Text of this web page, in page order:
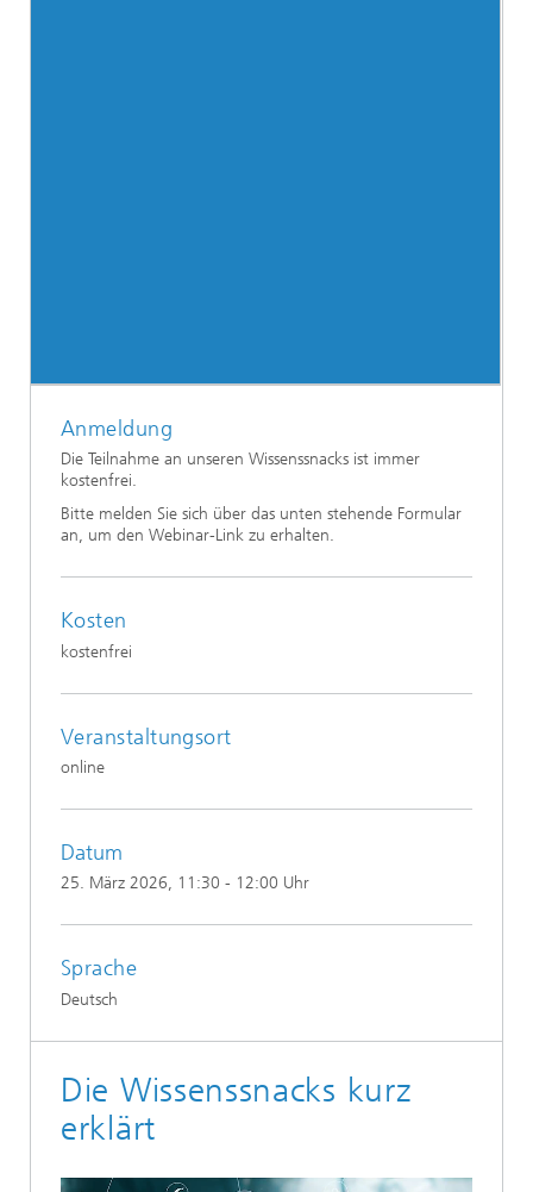
Anmeldung
Die Teilnahme an unseren Wissenssnacks ist immer
kostenfrei.
Bitte melden Sie sich über das unten stehende Formular
an, um den Webinar-Link zu erhalten.
Kosten
kostenfrei
Veranstaltungsort
online
Datum
25. März 2026, 11:30 - 12:00 Uhr
Sprache
Deutsch
Die Wissenssnacks kurz
erklärt